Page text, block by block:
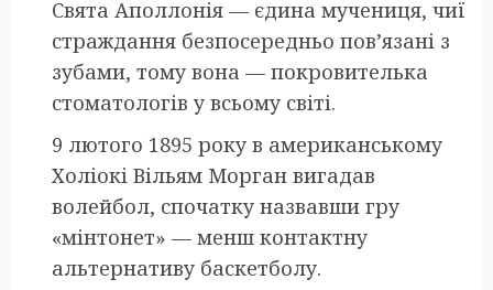
Свята Аполлонія — єдина мучениця, чиї
страждання безпосередньо пов’язані з
зубами, тому вона — покровителька
стоматологів у всьому світі.
9 лютого 1895 року в американському
Холіокі Вільям Морган вигадав
волейбол, спочатку назвавши гру
«мінтонет» — менш контактну
альтернативу баскетболу.